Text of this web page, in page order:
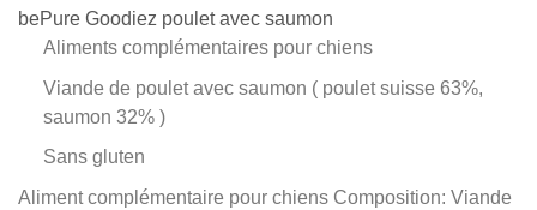
bePure Goodiez poulet avec saumon
Aliments complémentaires pour chiens
Viande de poulet avec saumon ( poulet suisse 63%,
saumon 32% )
Sans gluten
Aliment complémentaire pour chiens Composition: Viande